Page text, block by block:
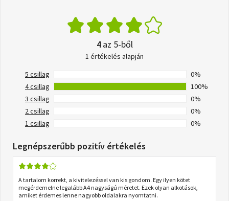
4az 5-ből
1 értékelés alapján
5 csillag
0%
4 csillag
100%
3 csillag
0%
2 csillag
0%
1 csillag
0%
Legnépszerűbb pozitív értékelés
A tartalom korrekt, a kivitelezéssel van kis gondom. Egy ilyen kötet
megérdemelne legalább A4 nagyságú méretet. Ezek olyan alkotások,
amiket érdemes lenne nagyobb oldalakra nyomtatni.